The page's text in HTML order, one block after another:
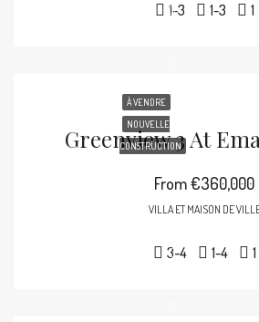
1-3 1-3 1
À VENDRE
NOUVELLE
CONSTRUCTION
Greenview 3 At
From€360,000
VILLA ET MAISON DE
3-4 1-4 1